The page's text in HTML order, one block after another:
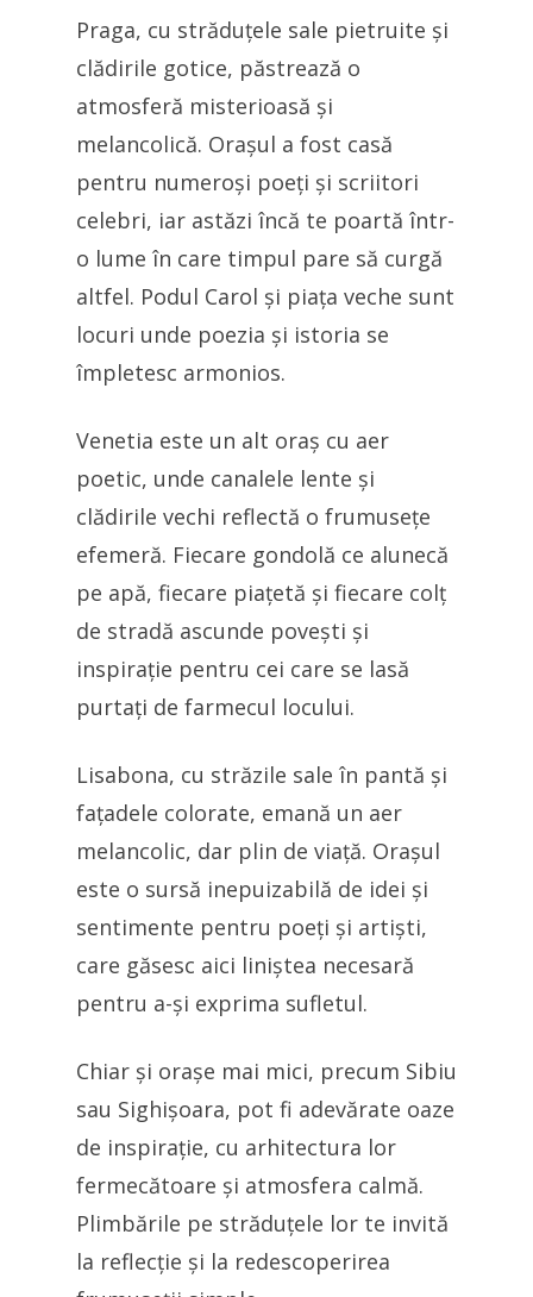
Praga, cu străduțele sale pietruite și
clădirile gotice, păstrează o
atmosferă misterioasă și
melancolică. Orașul a fost casă
pentru numeroși poeți și scriitori
celebri, iar astăzi încă te poartă într-
o lume în care timpul pare să curgă
altfel. Podul Carol și piața veche sunt
locuri unde poezia și istoria se
împletesc armonios.
Venetia este un alt oraș cu aer
poetic, unde canalele lente și
clădirile vechi reflectă o frumusețe
efemeră. Fiecare gondolă ce alunecă
pe apă, fiecare piațetă și fiecare colț
de stradă ascunde povești și
inspirație pentru cei care se lasă
purtați de farmecul locului.
Lisabona, cu străzile sale în pantă și
fațadele colorate, emană un aer
melancolic, dar plin de viață. Orașul
este o sursă inepuizabilă de idei și
sentimente pentru poeți și artiști,
care găsesc aici liniștea necesară
pentru a-și exprima sufletul.
Chiar și orașe mai mici, precum Sibiu
sau Sighișoara, pot fi adevărate oaze
de inspirație, cu arhitectura lor
fermecătoare și atmosfera calmă.
Plimbările pe străduțele lor te invită
la reflecție și la redescoperirea